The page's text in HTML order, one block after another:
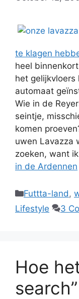
te klagen
heel
het gelijkvloers
automaat
Wie in de
seintje,
komen
uwen Lavazza
zoeken, want
in de Ardennen
Categories
Futtta-land ,
Lifestyle
3
Hoe